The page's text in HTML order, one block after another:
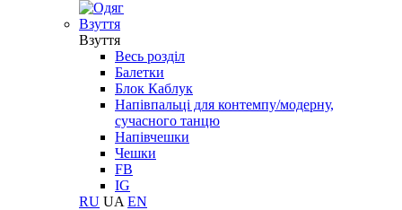
Взуття
Взуття
Весь розділ
Балетки
Блок Каблук
Напівпальці для контемпу/модерну,
сучасного танцю
Напівчешки
Чешки
FB
IG
RU UA EN